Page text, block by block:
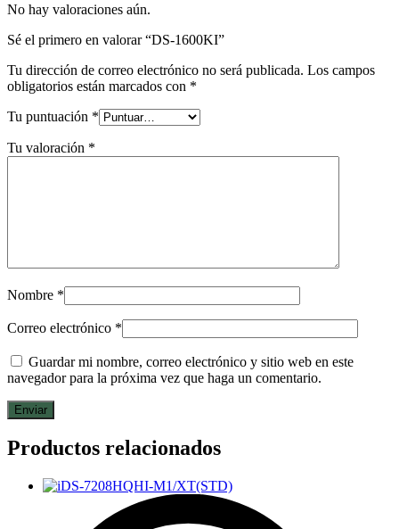
No hay valoraciones aún.
Sé el primero en valorar “DS-1600KI”
Tu dirección de correo electrónico no será publicada. Los campos
obligatorios están marcados con *
Tu puntuación *
Tu valoración *
Nombre *
Correo electrónico *
Guardar mi nombre, correo electrónico y sitio web en este
navegador para la próxima vez que haga un comentario.
Productos relacionados